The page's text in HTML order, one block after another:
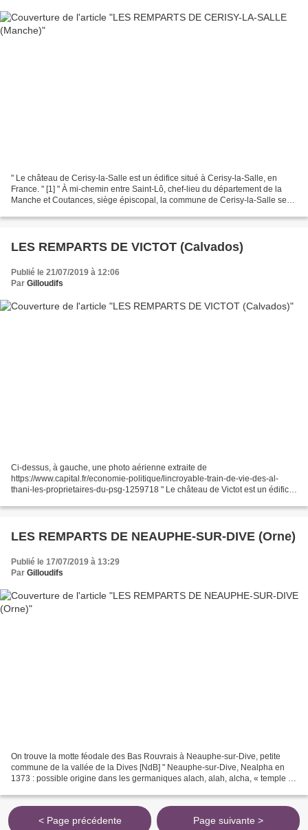
" Le château de Cerisy-la-Salle est un édifice situé à Cerisy-la-Salle, en
France. " [1] " À mi-chemin entre Saint-Lô, chef-lieu du département de la
Manche et Coutances, siège épiscopal, la commune de Cerisy-la-Salle se
LES REMPARTS DE VICTOT (Calvados)
Publié le 21/07/2019 à 12:06
Par Gilloudifs
Ci-dessus, à gauche, une photo aérienne extraite de
https://www.capital.fr/economie-politique/lincroyable-train-de-vie-des-al-
thani-les-proprietaires-du-psg-1259718 " Le château de Victot est un édifice
LES REMPARTS DE NEAUPHE-SUR-DIVE (Orne)
Publié le 17/07/2019 à 13:29
Par Gilloudifs
On trouve la motte féodale des Bas Rouvrais à Neauphe-sur-Dive, petite
commune de la vallée de la Dives [NdB] " Neauphe-sur-Dive, Nealpha en
1373 : possible origine dans les germaniques alach, alah, alcha, « temple »,
< Page précédente Page suivante >